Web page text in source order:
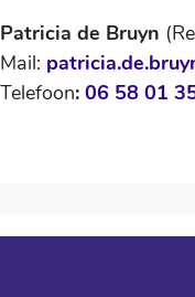
Patricia de Bruyn
Mail:
Telefoon:06 58 01